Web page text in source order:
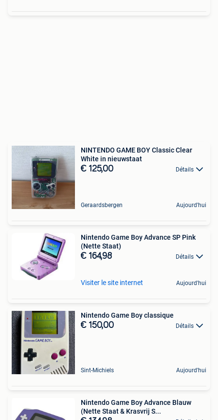
NINTENDO GAME BOY Classic Clear
White in nieuwstaat
€ 125,00 Détails
Geraardsbergen Aujourd'hui
Nintendo Game Boy Advance SP Pink
(Nette Staat)
€ 164,98 Détails
Visiter le site internet Aujourd'hui
Nintendo Game Boy classique
€ 150,00 Détails
Sint-Michiels Aujourd'hui
Nintendo Game Boy Advance Blauw
(Nette Staat & Krasvrij S...